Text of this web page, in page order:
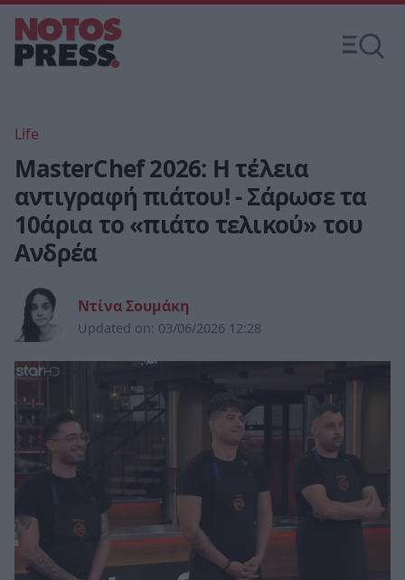
Life
MasterChef 2026: Η τέλεια
αντιγραφή πιάτου! - Σάρωσε τα
10άρια το «πιάτο τελικού» του
Ανδρέα
Ντίνα Σουμάκη
Updated on: 03/06/2026 12:28